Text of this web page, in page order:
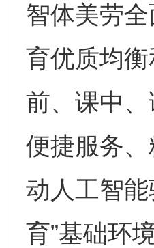
智体美劳
育优质均
前、课中
便捷服务
动人工智
育”基础环